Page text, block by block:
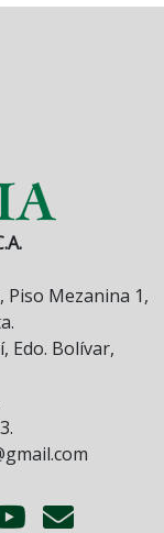
Piso Mezanina 1,
Edo. Bolívar,